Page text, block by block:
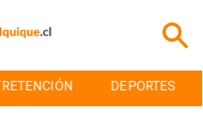
DEPORTES